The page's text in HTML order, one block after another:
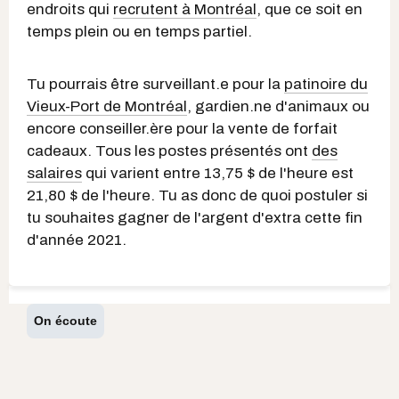
endroits qui recrutent à Montréal, que ce soit en
temps plein ou en temps partiel.
Tu pourrais être surveillant.e pour la patinoire du
Vieux-Port de Montréal, gardien.ne d'animaux ou
encore conseiller.ère pour la vente de forfait
cadeaux. Tous les postes présentés ont des
salaires qui varient entre 13,75 $ de l'heure est
21,80 $ de l'heure. Tu as donc de quoi postuler si
tu souhaites gagner de l'argent d'extra cette fin
d'année 2021.
On écoute